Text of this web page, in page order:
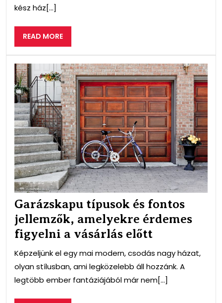
kész ház[...]
READ MOREREAD
MORE
és
a
Garázskapu típusok és fontos
jellemzők, amelyekre érdemes
figyelni a vásárlás előtt
Képzeljünk el egy mai modern, csodás nagy házat,
olyan stílusban, ami legközelebb áll hozzánk. A
legtöbb ember fantáziájából már nem[...]